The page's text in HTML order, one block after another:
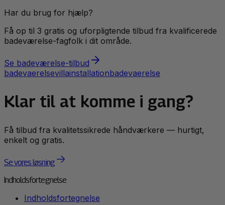
Har du brug for hjælp?
Få op til 3 gratis og uforpligtende tilbud fra kvalificerede
badeværelse-fagfolk i dit område.
Se badeværelse-tilbud
badevaerelsevillainstallationbadevaerelse
Klar til at komme i gang?
Få tilbud fra kvalitetssikrede håndværkere — hurtigt,
enkelt og gratis.
Se vores løsning
Indholdsfortegnelse
Indholdsfortegnelse